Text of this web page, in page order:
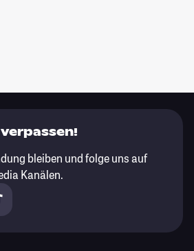
bleiben und folge uns auf
Kanälen.